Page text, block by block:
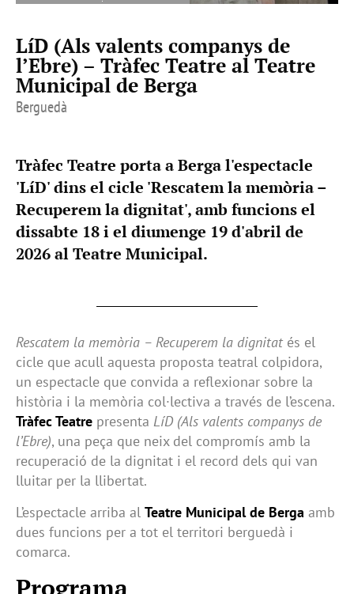
LíD (Als valents companys de
l’Ebre) – Tràfec Teatre al Teatre
Municipal de Berga
Berguedà
Tràfec Teatre porta a Berga l'espectacle
'LíD' dins el cicle 'Rescatem la memòria –
Recuperem la dignitat', amb funcions el
dissabte 18 i el diumenge 19 d'abril de
2026 al Teatre Municipal.
Rescatem la memòria – Recuperem la dignitatés el
cicle que acull aquesta proposta teatral colpidora,
un espectacle que convida a reflexionar sobre la
història i la memòria col·lectiva a través de l’escena.
Tràfec Teatre presenta LíD (Als valents companys de
l’Ebre), una peça que neix del compromís amb la
recuperació de la dignitat i el record dels qui van
lluitar per la llibertat.
L’espectacle arriba al Teatre Municipal de Berga amb
dues funcions per a tot el territori berguedà i
comarca.
Programa